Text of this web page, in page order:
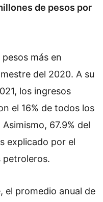
de pesos por
más en
del 2020. A su
los ingresos
el 16% de todos los
67.9% del
explicado por el
petroleros.
el promedio anual de